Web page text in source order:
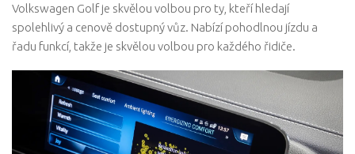
Volkswagen Golf je skvělou volbou pro ty, kteří hledají
spolehlivý a cenově dostupný vůz. Nabízí pohodlnou jízdu a
řadu funkcí, takže je skvělou volbou pro každého řidiče.